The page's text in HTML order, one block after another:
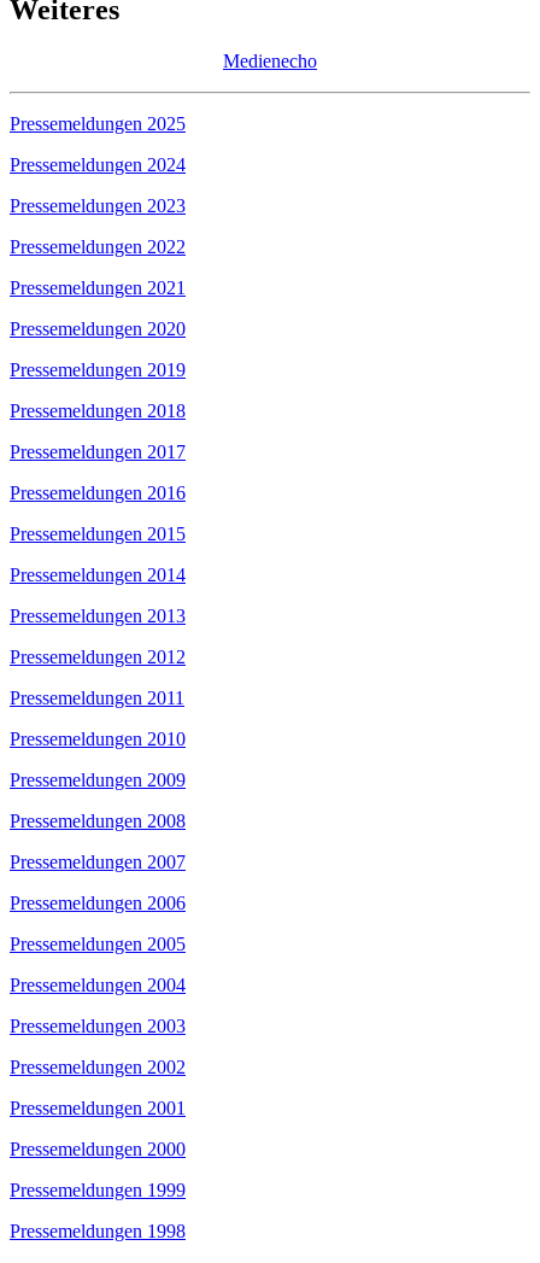
Weiteres
Medienecho
Pressemeldungen 2025
Pressemeldungen 2024
Pressemeldungen 2023
Pressemeldungen 2022
Pressemeldungen 2021
Pressemeldungen 2020
Pressemeldungen 2019
Pressemeldungen 2018
Pressemeldungen 2017
Pressemeldungen 2016
Pressemeldungen 2015
Pressemeldungen 2014
Pressemeldungen 2013
Pressemeldungen 2012
Pressemeldungen 2011
Pressemeldungen 2010
Pressemeldungen 2009
Pressemeldungen 2008
Pressemeldungen 2007
Pressemeldungen 2006
Pressemeldungen 2005
Pressemeldungen 2004
Pressemeldungen 2003
Pressemeldungen 2002
Pressemeldungen 2001
Pressemeldungen 2000
Pressemeldungen 1999
Pressemeldungen 1998